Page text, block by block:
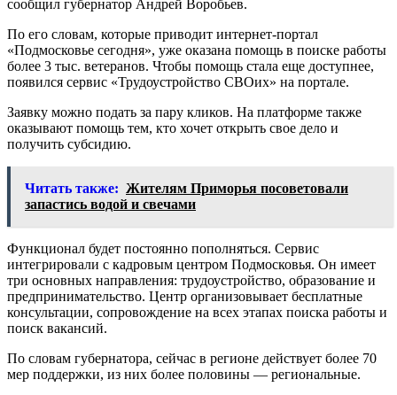
сообщил губернатор Андрей Воробьев.
По его словам, которые приводит интернет-портал
«Подмосковье сегодня», уже оказана помощь в поиске работы
более 3 тыс. ветеранов. Чтобы помощь стала еще доступнее,
появился сервис «Трудоустройство СВОих» на портале.
Заявку можно подать за пару кликов. На платформе также
оказывают помощь тем, кто хочет открыть свое дело и
получить субсидию.
Читать также: Жителям Приморья посоветовали
запастись водой и свечами
Функционал будет постоянно пополняться. Сервис
интегрировали с кадровым центром Подмосковья. Он имеет
три основных направления: трудоустройство, образование и
предпринимательство. Центр организовывает бесплатные
консультации, сопровождение на всех этапах поиска работы и
поиск вакансий.
По словам губернатора, сейчас в регионе действует более 70
мер поддержки, из них более половины — региональные.